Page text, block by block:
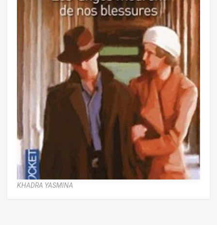
KHADRA YASMINA